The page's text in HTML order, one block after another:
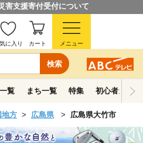
害支援寄付受付について
検索
に入り カート メニュー
覧 まち一覧 特集 初心者ガイド
地方 広島県 広島県大竹市